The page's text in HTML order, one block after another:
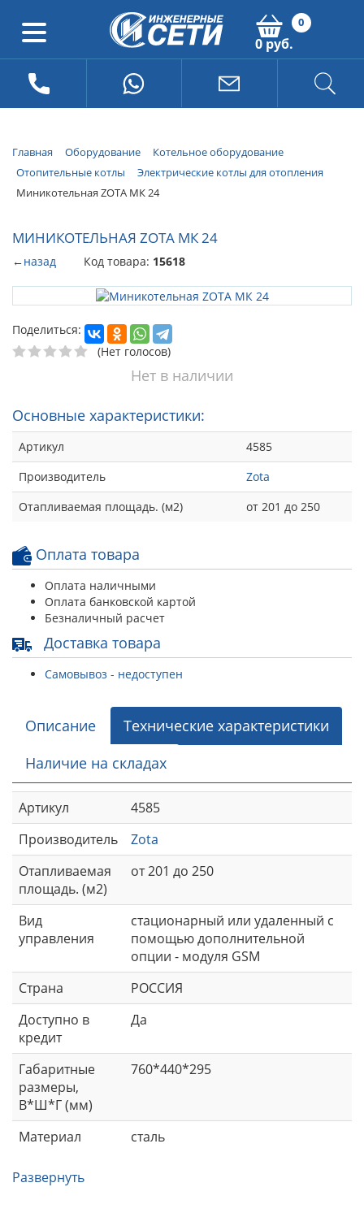
0
0 руб.
Главная Оборудование
Котельное оборудование
Отопительные котлы
Электрические котлы для отопления
Миникотельная ZOTA МК 24
МИНИКОТЕЛЬНАЯ ZOTA МК 24
←назад Код товара: 15618
Поделиться:
(Нет голосов)
Нет в наличии
Основные характеристики:
Артикул
4585
Производитель
Zota
Отапливаемая площадь. (м2)
от 201 до 250
Оплата товара
Оплата наличными
Оплата банковской картой
Безналичный расчет
Доставка товара
Самовывоз - недоступен
Описание
Технические характеристики
Наличие на складах
Артикул
4585
Производитель
Zota
Отапливаемая
площадь. (м2)
от 201 до 250
Вид
управления
стационарный или удаленный с
помощью дополнительной
опции - модуля GSM
Страна
РОССИЯ
Доступно в
кредит
Да
Габаритные
размеры,
В*Ш*Г (мм)
760*440*295
Материал сталь
Развернуть